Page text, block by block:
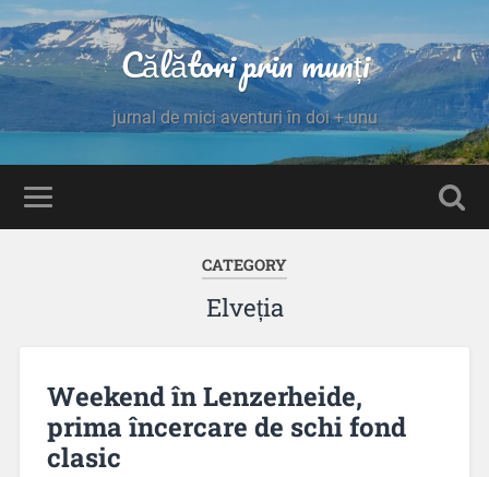
Călători prin munți
jurnal de mici aventuri în doi + unu
CATEGORY
Elveția
Weekend în Lenzerheide,
prima încercare de schi fond
clasic